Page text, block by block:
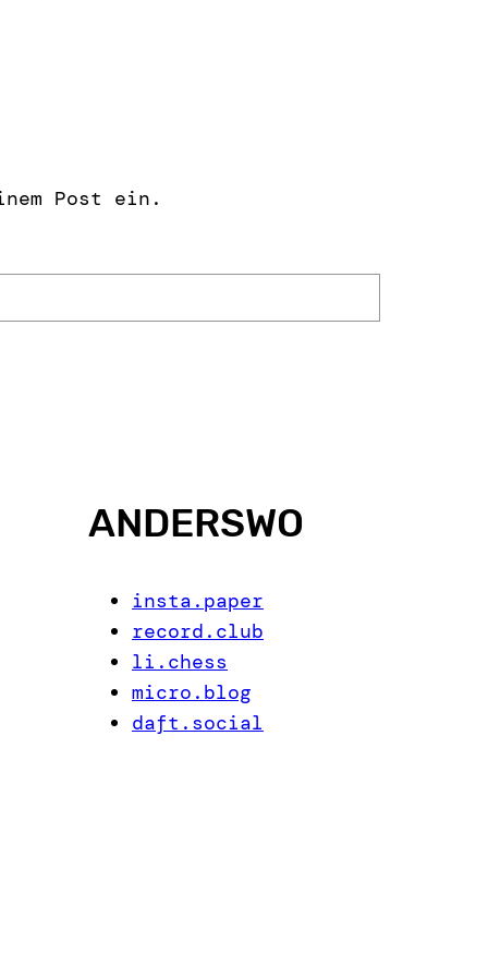
Post ein.
ANDERSWO
insta.paper
record.club
li.chess
micro.blog
daft.social